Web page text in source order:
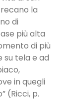
la
di
più alta
di più
tela e ad
in quegli
(Ricci, p.